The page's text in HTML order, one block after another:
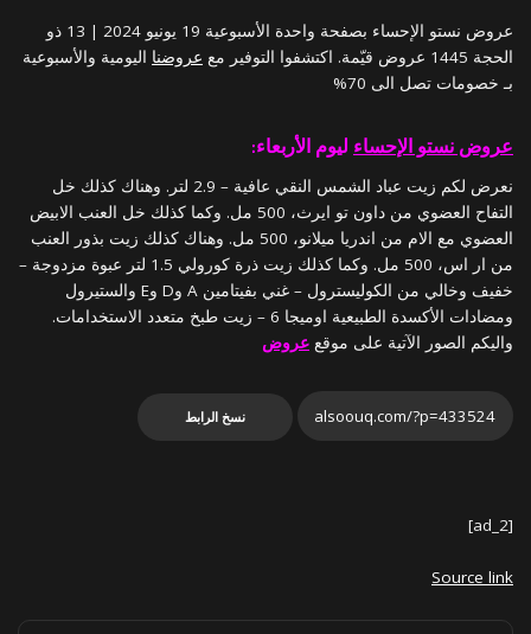
عروض نستو الإحساء بصفحة واحدة الأسبوعية 19 يونيو 2024 | 13 ذو
الحجة 1445 عروض قيّمة. اكتشفوا التوفير مع
عروضنا اليومية والأسبوعية
بـ خصومات تصل الى 70%
عروض نستو الإحساء ليوم الأربعاء:
نعرض لكم زيت عباد الشمس النقي عافية – 2.9 لتر. وهناك كذلك خل
التفاح العضوي من داون تو ايرث، 500 مل. وكما كذلك خل العنب الابيض
العضوي مع الام من اندريا ميلانو، 500 مل. وهناك كذلك زيت بذور العنب
من ار اس، 500 مل. وكما كذلك زيت ذرة كورولي 1.5 لتر عبوة مزدوجة –
خفيف وخالي من الكوليسترول – غني بفيتامين A وD وE والستيرول
ومضادات الأكسدة الطبيعية اوميجا 6 – زيت طبخ متعدد الاستخدامات.
واليكم الصور الآتية على موقع عروض
نسخ الرابط
[ad_2]
Source link